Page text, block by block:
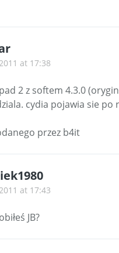
at 17:38
2 z softem 4.3.0
cydia pojawia sie po
przez b4it
at 17:43
JB?